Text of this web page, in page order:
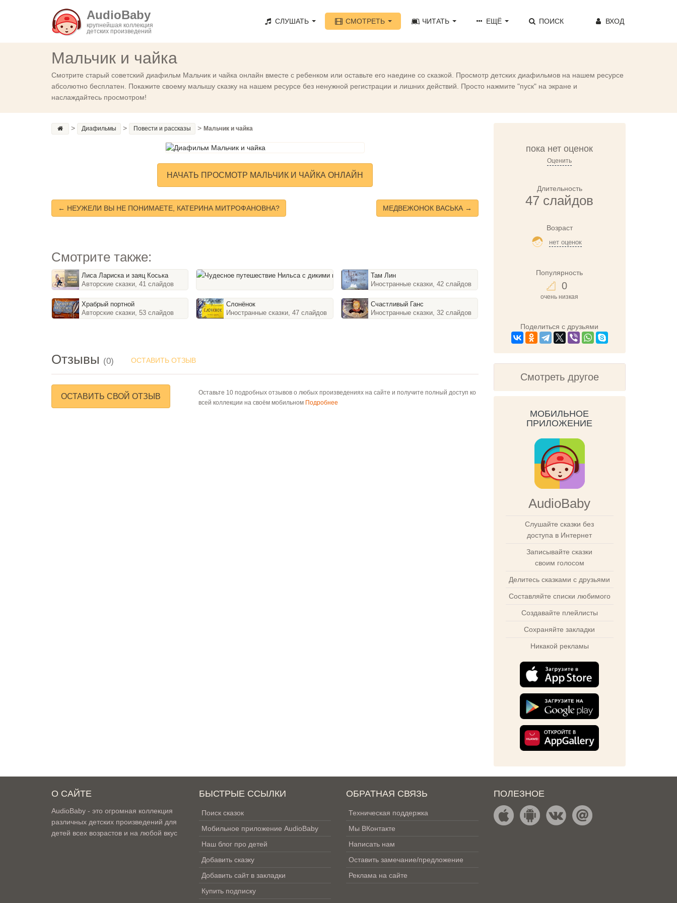
AudioBaby
крупнейшая коллекция
детских произведений
СЛУШАТЬ СМОТРЕТЬ ЧИТАТЬ ЕЩЁ ПОИСК ВХОД
Мальчик и чайка
Смотрите старый советский диафильм Мальчик и чайка онлайн вместе с ребенком или оставьте его наедине со сказкой. Просмотр детских диафильмов на нашем ресурсе
абсолютно бесплатен. Покажите своему малышу сказку на нашем ресурсе без ненужной регистрации и лишних действий. Просто нажмите "пуск" на экране и
наслаждайтесь просмотром!
> Диафильмы > Повести и рассказы > Мальчик и чайка
НАЧАТЬ ПРОСМОТР МАЛЬЧИК И ЧАЙКА ОНЛАЙН
← НЕУЖЕЛИ ВЫ НЕ ПОНИМАЕТЕ, КАТЕРИНА МИТРОФАНОВНА? МЕДВЕЖОНОК ВАСЬКА →
Смотрите также:
Лиса Лариска и заяц Коська
Авторские сказки, 41 слайдов
Храбрый портной
Авторские сказки, 53 слайдов
Чудесное путешествие Нильса с дикими гусями (часть 2)
Иностранные сказки, 58 слайдов
Слонёнок
Иностранные сказки, 47 слайдов
Там Лин
Иностранные сказки, 42 слайдов
Счастливый Ганс
Иностранные сказки, 32 слайдов
Отзывы (0) ОСТАВИТЬ ОТЗЫВ
ОСТАВИТЬ СВОЙ ОТЗЫВ
Оставьте 10 подробных отзывов о любых произведениях на сайте и получите полный доступ ко
всей коллекции на своём мобильном Подробнее
пока нет оценок
Оценить
Длительность
47 слайдов
Возраст
нет оценок
Популярность
0
очень низкая
Поделиться с друзьями
Смотреть другое
МОБИЛЬНОЕ
ПРИЛОЖЕНИЕ
AudioBaby
Слушайте сказки без
доступа в Интернет
Записывайте сказки
своим голосом
Делитесь сказками с друзьями
Составляйте списки любимого
Создавайте плейлисты
Сохраняйте закладки
Никакой рекламы
О САЙТЕ
AudioBaby - это огромная коллекция
различных детских произведений для
детей всех возрастов и на любой вкус
БЫСТРЫЕ ССЫЛКИ
Поиск сказок
Мобильное приложение AudioBaby
Наш блог про детей
Добавить сказку
Добавить сайт в закладки
Купить подписку
ОБРАТНАЯ СВЯЗЬ
Техническая поддержка
Мы ВКонтакте
Написать нам
Оставить замечание/предложение
Реклама на сайте
ПОЛЕЗНОЕ